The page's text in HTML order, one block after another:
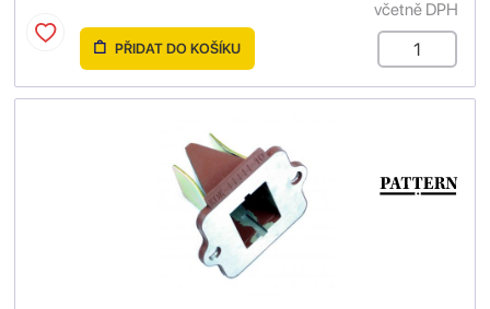
včetně DPH
PŘIDAT DO KOŠÍKU